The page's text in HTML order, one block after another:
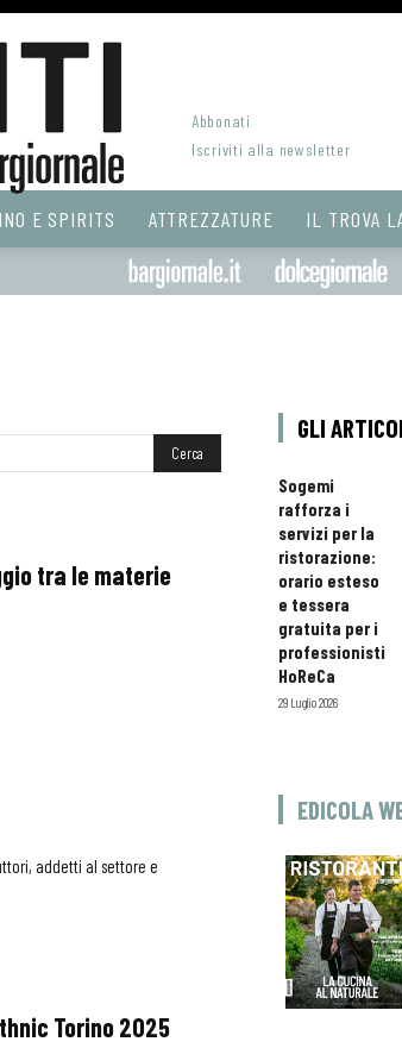
Abbonati
Iscriviti alla newsletter
E SPIRITS ATTREZZATURE IL TROVA
tra le materie
addetti al settore e
Torino 2025
GLI
Sogemi
rafforza i
servizi per la
ristorazione:
orario esteso
e tessera
gratuita per i
professionisti
HoReCa
29 Luglio 2026
EDICOLA